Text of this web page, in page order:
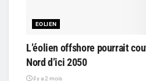
EOLIEN
L’éolien offshore pourrait
Nord d’ici 2050
il y a 2 mois